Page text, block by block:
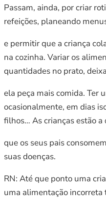
Passam, ainda, por criar
refeições, planeando
e permitir que a criança
na cozinha. Variar os
quantidades no prato,
ela peça mais comida. Ter
ocasionalmente, em dias
filhos… As crianças estão a
que os seus pais
suas doenças.
RN: Até que ponto uma
uma alimentação